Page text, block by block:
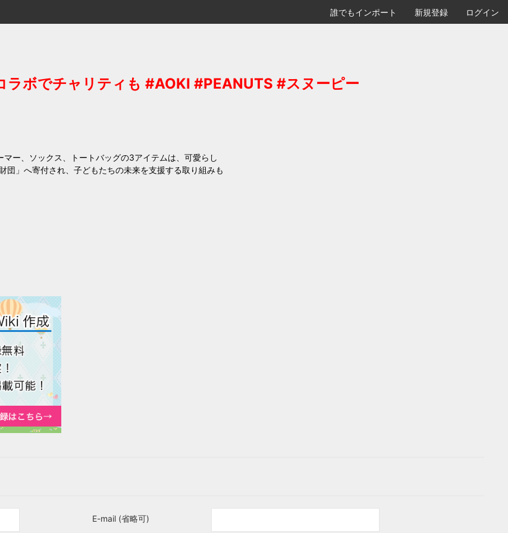
誰でもインポート 新規登録 ログイン
ボでチャリティも #AOKI #PEANUTS #スヌーピー
ー、ソックス、トートバッグの3アイテムは、可愛らし
」へ寄付され、子どもたちの未来を支援する取り組みも
E-mail (省略可)